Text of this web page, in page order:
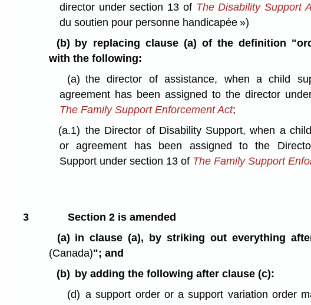
director under section 13 of The Disability Support
du soutien pour personne handicapée »)
(b) by replacing clause (a) of the definition
with the following:
(a) the director of assistance, when a child
agreement has been assigned to the director
The Family Support Enforcement Act;
(a.1) the Director of Disability Support, when a
or agreement has been assigned to the
Support under section 13 of The Family Support
3
Section 2 is amended
(a) in clause (a), by striking out everything
(Canada)"; and
(b) by adding the following after clause (c):
(d) a support order or a support variation order